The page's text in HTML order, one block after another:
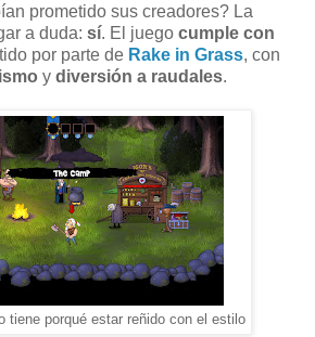
prometido sus creadores? La
a duda: sí. El juego cumple con
por parte de Rake in Grass, con
y diversión a raudales.
tiene porqué estar reñido con el estilo